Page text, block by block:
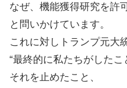
なぜ、機能獲得研究を許
と問いかけています。
これに対しトランプ元大
“最終的に私たちがしたこ
それを止めたこと、